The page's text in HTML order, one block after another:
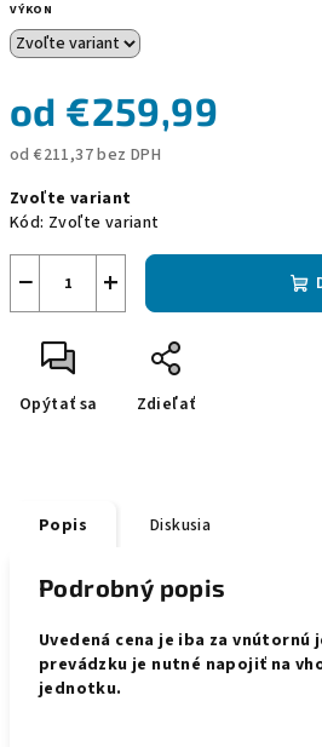
VÝKON
od €259,99
od€211,37bez DPH
cena:
Zvoľte variant
Kód: Zvoľte variant
+
−
Opýtať sa Zdieľať
Popis Diskusia
Podrobný popis
Uvedená cena je iba za vnútornú
prevádzku je nutné napojiť na
jednotku.